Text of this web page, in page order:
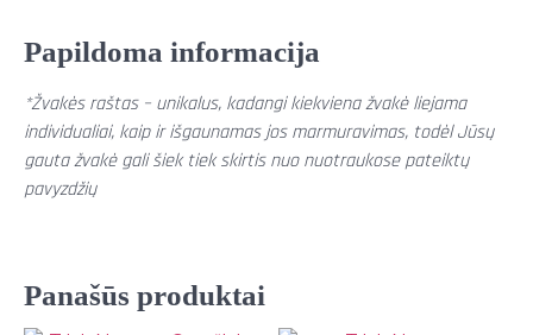
Papildoma informacija
*Žvakės raštas – unikalus, kadangi kiekviena žvakė liejama
individualiai, kaip ir išgaunamas jos marmuravimas, todėl Jūsų
gauta žvakė gali šiek tiek skirtis nuo nuotraukose pateiktų
pavyzdžių
Panašūs produktai